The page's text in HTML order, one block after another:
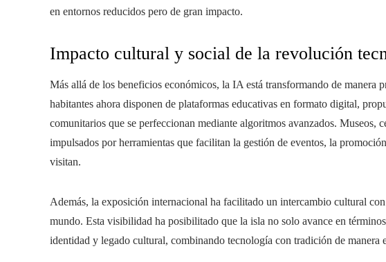
en entornos reducidos pero de gran impacto.
Impacto cultural y social de la revolución
Más allá de los beneficios económicos, la IA está transformando de
habitantes ahora disponen de plataformas educativas en formato digital,
comunitarios que se perfeccionan mediante algoritmos avanzados. Museos,
impulsados por herramientas que facilitan la gestión de eventos, la
visitan.
Además, la exposición internacional ha facilitado un intercambio cultural
mundo. Esta visibilidad ha posibilitado que la isla no solo avance en
identidad y legado cultural, combinando tecnología con tradición de manera